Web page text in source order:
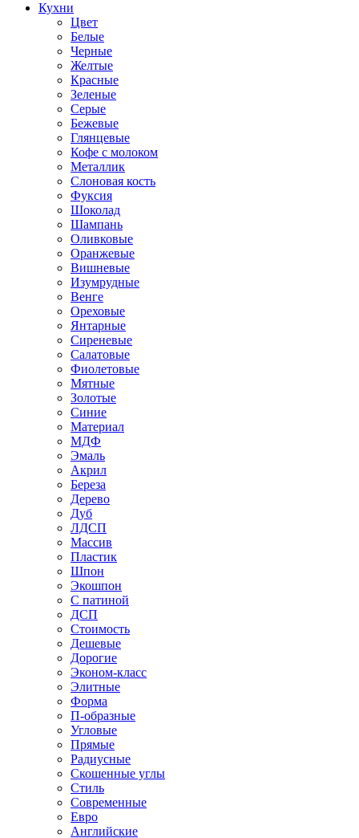
Кухни
Цвет
Белые
Черные
Желтые
Красные
Зеленые
Серые
Бежевые
Глянцевые
Кофе с молоком
Металлик
Слоновая кость
Фуксия
Шоколад
Шампань
Оливковые
Оранжевые
Вишневые
Изумрудные
Венге
Ореховые
Янтарные
Сиреневые
Салатовые
Фиолетовые
Мятные
Золотые
Синие
Материал
МДФ
Эмаль
Акрил
Береза
Дерево
Дуб
ЛДСП
Массив
Пластик
Шпон
Экошпон
С патиной
ДСП
Стоимость
Дешевые
Дорогие
Эконом-класс
Элитные
Форма
П-образные
Угловые
Прямые
Радиусные
Скошенные углы
Стиль
Современные
Евро
Английские